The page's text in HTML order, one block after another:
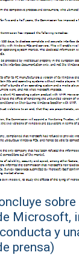
sobre
Microsoft,
y
prensa)